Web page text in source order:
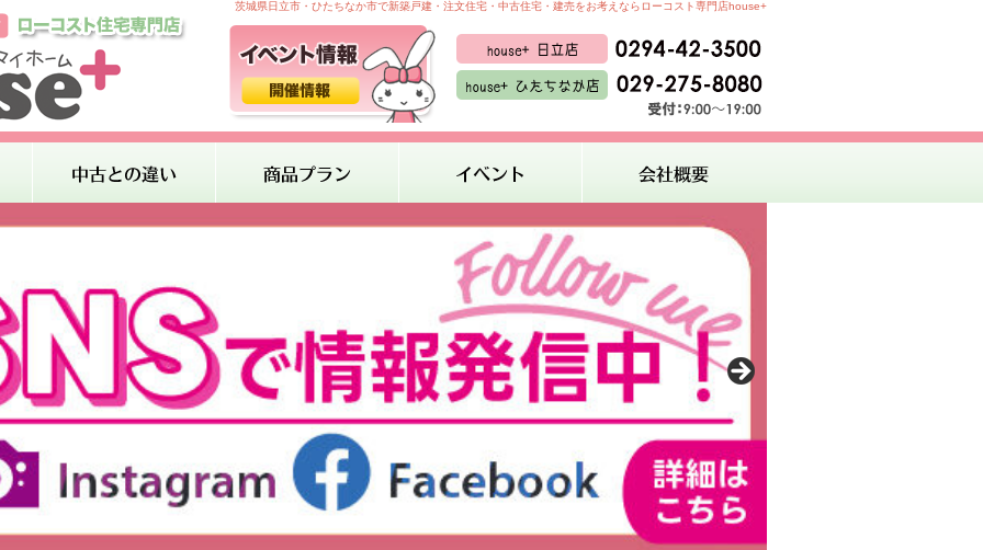
茨城県日立市・ひたちなか市で新築戸建・注文住宅・中古住宅・建売をお考えならローコスト専門店house+